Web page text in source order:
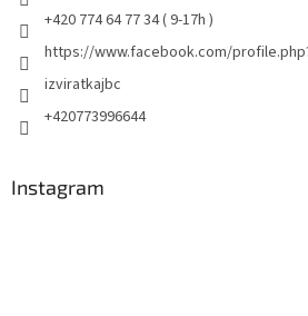
+420 774 64 77 34 ( 9-17h )
https://www.facebook.com/
izviratkajbc
+420773996644
Instagram